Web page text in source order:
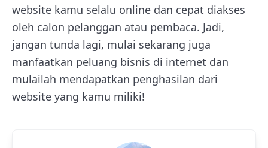
website kamu selalu online dan cepat diakses
oleh calon pelanggan atau pembaca. Jadi,
jangan tunda lagi, mulai sekarang juga
manfaatkan peluang bisnis di internet dan
mulailah mendapatkan penghasilan dari
website yang kamu miliki!